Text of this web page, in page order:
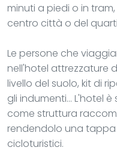
minuti a piedi o in
centro città o del
Le persone che
nell'hotel attrezzature
livello del suolo, kit di
gli indumenti... L'hotel
come struttura
rendendolo una
cicloturistici.